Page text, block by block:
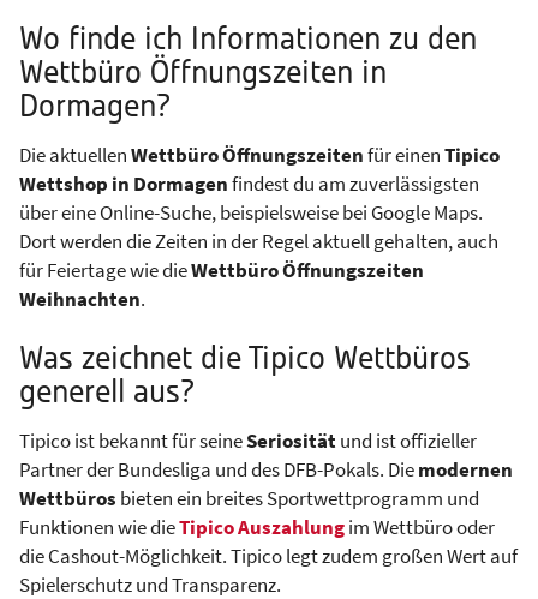
Wo finde ich Informationen zu den
Wettbüro Öffnungszeiten in
Dormagen?
Die aktuellenWettbüro Öffnungszeitenfür einenTipico
Wettshop in Dormagenfindest du am zuverlässigsten
über eine Online-Suche, beispielsweise bei Google Maps.
Dort werden die Zeiten in der Regel aktuell gehalten, auch
für Feiertage wie dieWettbüro Öffnungszeiten
Weihnachten.
Was zeichnet die Tipico Wettbüros
generell aus?
Tipico ist bekannt für seineSeriositätund ist offizieller
Partner der Bundesliga und des DFB-Pokals. Diemodernen
Wettbüros bieten ein breites Sportwettprogramm und
Funktionen wie dieTipico Auszahlungim Wettbüro oder
die Cashout-Möglichkeit. Tipico legt zudem großen Wert auf
Spielerschutz und Transparenz.